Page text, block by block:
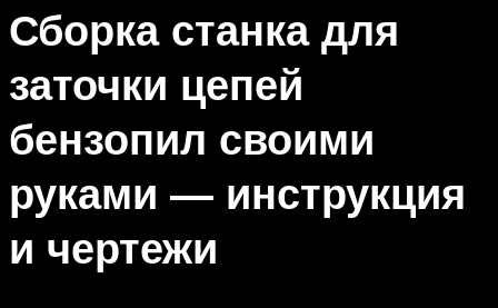
Сборка станка для
заточки цепей
бензопил своими
руками — инструкция
и чертежи